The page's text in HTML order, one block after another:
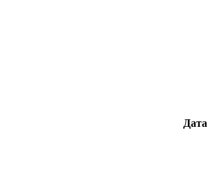
Дата